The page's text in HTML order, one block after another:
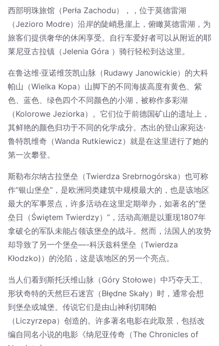
西部明珠旅馆（Perła Zachodu），，位于莫德雷湖
（Jezioro Modre）沿岸的陡峭悬崖上，俯瞰莫德雷湖，为
旅客们提供奢华的休闲享受。自行车爱好者可以从附近的耶
莱尼亚古拉镇（Jelenia Góra ）骑行轻松到达这里。
在鲁达维·亚诺维茨凯山脉（Rudawy Janowickie）的大科
帕山（Wielka Kopa）山脚下的不同海拔高度有黄色、紫
色、蓝色、绿色四个不同颜色的小湖，被称作多彩湖
（Kolorowe Jeziorka）。它们位于前德国矿山的遗址上，
其鲜艳的颜色归功于不同的化学成分。杰出的登山家宛达·
鲁特凯维奇（Wanda Rutkiewicz）就是在这里进行了她的
第一次攀登。
斯勒布尔纳古拉堡垒（Twierdza Srebrnogórska）也可称
作“银山堡垒“，是欧洲同类建筑中规模最大的，也是该地区
最大的军事景点，许多活动在这里定期举办，如著名的“堡
垒日（Świętem Twierdzy）”，活动高潮是以重现1807年
拿破仑的军队未能占领该堡垒的战斗。然而，法国人的攻势
却导致了另一个堡垒—-科沃兹科堡垒（Twierdza
Kłodzko)）的沦陷，这是该地区的另一个亮点。
当人们看到斯托沃维山脉（Góry Stołowe）中巧夺天工、
形状奇特的天然巨石迷宫（Błędne Skały）时，通常会想
到堡垒或城堡。传说它们是由山神利切耶帕
（Liczyrzepa）创造的。许多著名电影在此取景，包括改
编自同名小说的电影《纳尼亚传奇（The Chronicles of